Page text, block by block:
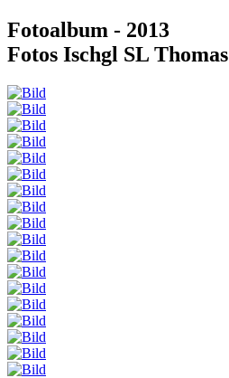
Fotoalbum - 2013
Fotos Ischgl SL Thomas